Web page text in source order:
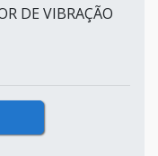
DE VIBRAÇÃO